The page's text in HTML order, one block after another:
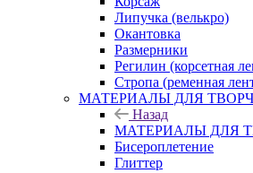
Липучка (велькро)
Окантовка
Размерники
Регилин (корсетная
Стропа (ременная
МАТЕРИАЛЫ ДЛЯ
Назад
МАТЕРИАЛЫ ДЛЯ
Бисероплетение
Глиттер